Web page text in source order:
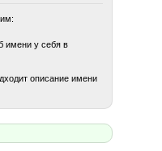
имени у себя в
описание имени